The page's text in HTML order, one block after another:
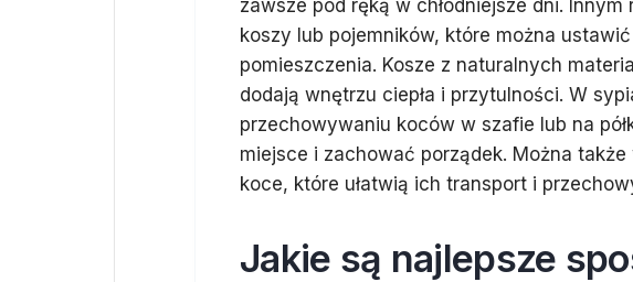
zawsze pod ręką w chłodniejsze dni.
koszy lub pojemników, które można
pomieszczenia. Kosze z naturalnych
dodają wnętrzu ciepła i przytulności. W
przechowywaniu koców w szafie lub na
miejsce i zachować porządek. Można
koce, które ułatwią ich transport i
Jakie są najlepsze